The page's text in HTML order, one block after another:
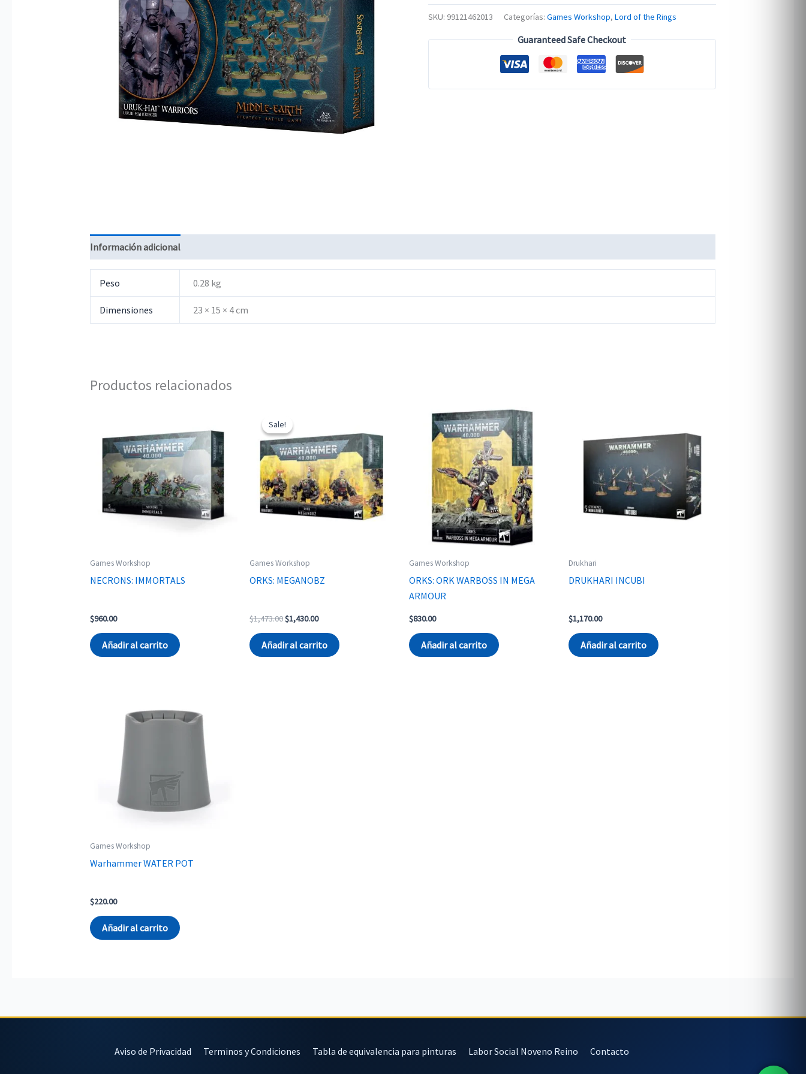
SKU: 99121462013 Categorías: Games Workshop, Lord of the Rings
Guaranteed Safe Checkout
Información adicional
Peso 0.28 kg
Dimensiones 23 × 15 × 4 cm
Productos relacionados
Games Workshop
NECRONS: IMMORTALS
$960.00
Añadir al carrito
Sale!
Sale!
Games Workshop
ORKS: MEGANOBZ
$1,473.00Original
was:
$1,473.00.
$1,430.00Current
is:
$1,430.00.
Añadir al carrito
Games Workshop
ORKS: ORK WARBOSS IN MEGA
ARMOUR
$830.00
Añadir al carrito
Drukhari
DRUKHARI INCUBI
$1,170.00
Añadir al carrito
Games Workshop
Warhammer WATER POT
$220.00
Añadir al carrito
Aviso de Privacidad Terminos y Condiciones Tabla de equivalencia para pinturas Labor Social Noveno Reino Contacto